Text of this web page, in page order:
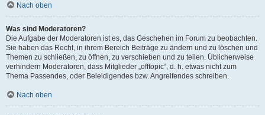
Nach oben
Was sind Moderatoren?
Die Aufgabe der Moderatoren ist es, das Geschehen im Forum zu beobachten.
Sie haben das Recht, in ihrem Bereich Beiträge zu ändern und zu löschen und
Themen zu schließen, zu öffnen, zu verschieben und zu teilen. Üblicherweise
verhindern Moderatoren, dass Mitglieder „offtopic“, d. h. etwas nicht zum
Thema Passendes, oder Beleidigendes bzw. Angreifendes schreiben.
Nach oben